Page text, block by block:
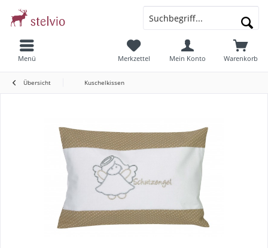
Menü Warenkorb
Merkzettel Mein Konto
Übersicht Kuschelkissen